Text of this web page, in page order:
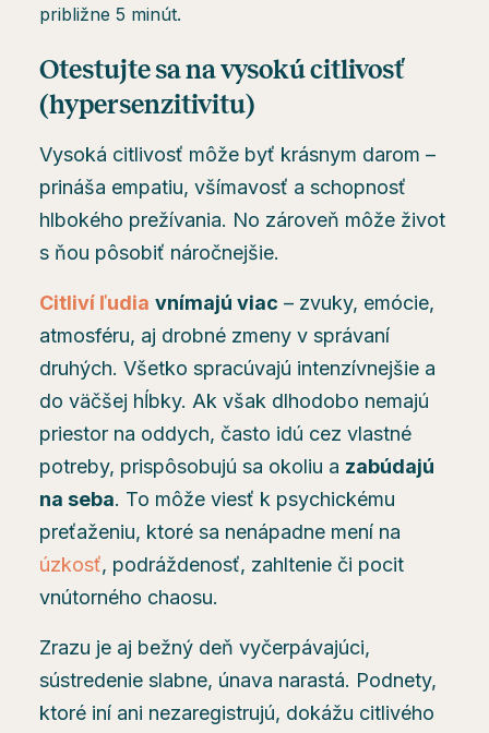
približne 5 minút.
Otestujte sa na vysokú citlivosť
(hypersenzitivitu)
Vysoká citlivosť môže byť krásnym darom –
prináša empatiu, všímavosť a schopnosť
hlbokého prežívania. No zároveň môže život
s ňou pôsobiť náročnejšie.
Citliví ľudia vnímajú viac – zvuky, emócie,
atmosféru, aj drobné zmeny v správaní
druhých. Všetko spracúvajú intenzívnejšie a
do väčšej hĺbky. Ak však dlhodobo nemajú
priestor na oddych, často idú cez vlastné
potreby, prispôsobujú sa okoliu a zabúdajú
na seba. To môže viesť k psychickému
preťaženiu, ktoré sa nenápadne mení na
úzkosť, podráždenosť, zahltenie či pocit
vnútorného chaosu.
Zrazu je aj bežný deň vyčerpávajúci,
sústredenie slabne, únava narastá. Podnety,
ktoré iní ani nezaregistrujú, dokážu citlivého